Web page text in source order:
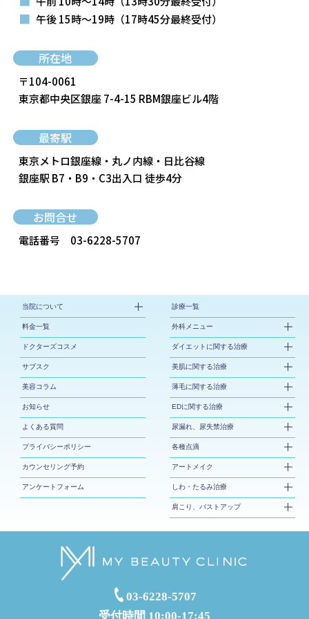
■ 午後 15時～19時 （17時45分最終受付）
所在地
〒104-0061
東京都中央区銀座 7-4-15 RBM銀座ビル4階
最寄駅
東京メトロ銀座線・丸ノ内線・日比谷線
銀座駅 B7・B9・C3出入口 徒歩4分
お問合せ
電話番号 03-6228-5707
当院について
料金一覧
ドクターズコスメ
サブスク
美容コラム
お知らせ
よくある質問
プライバシーポリシー
カウンセリング予約
アンケートフォーム
診療一覧
外科メニュー
ダイエットに関する治療
美肌に関する治療
薄毛に関する治療
EDに関する治療
尿漏れ、尿失禁治療
各種点滴
アートメイク
しわ・たるみ治療
肩こり、バストアップ
03-6228-5707
受付時間 10:00-17:45